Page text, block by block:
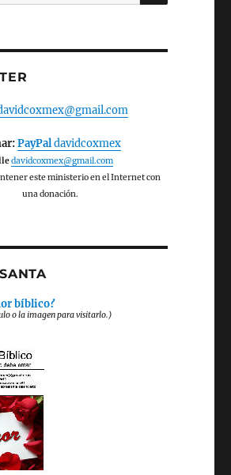
PayPaldavidcoxmex
davidcoxmex@gmail.com
este ministerio en el Internet con
una donación.
bíblico?
o la imagen para visitarlo.)